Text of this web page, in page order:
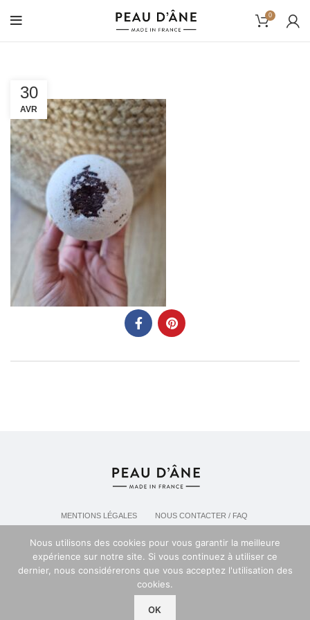
0
30
AVR
MENTIONS LÉGALES
NOUS CONTACTER / FAQ
POLITIQUE DE CONFIDENTIALITÉ
Espace professionel PEAU D'ANE
Nous utilisons des cookies pour vous garantir la meilleure
expérience sur notre site. Si vous continuez à utiliser ce
dernier, nous considérerons que vous acceptez l'utilisation des
cookies.
OK